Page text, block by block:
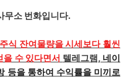
무소 번화입니다.
식 잔여물량을 시세보다 훨씬
을 수 있다면서 텔레그램, 네이
등을 통하여 수익률을 미끼로